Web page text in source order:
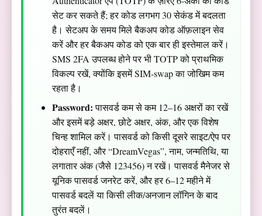
सेट कर सकते हैं; हर कोड लगभग 30 सेकंड में बदलता
है। सेटअप के समय मिले बैकअप कोड ऑफ़लाइन सेव
करें और हर बैकअप कोड को एक बार ही इस्तेमाल करें।
SMS 2FA उपलब्ध होने पर भी TOTP को प्राथमिक
विकल्प रखें, क्योंकि इसमें SIM-swap का जोखिम कम
रहता है।
Password:पासवर्ड कम से कम 12–16 अक्षरों का रखें
और इसमें बड़े अक्षर, छोटे अक्षर, अंक, और एक विशेष
चिन्ह शामिल करें। पासवर्ड को किसी दूसरे साइट/ऐप पर
दोहराएँ नहीं, और “DreamVegas”, नाम, जन्मतिथि, या
लगातार अंक (जैसे 123456) न रखें। पासवर्ड मैनेजर से
यूनिक पासवर्ड जनरेट करें, और हर 6–12 महीने में
पासवर्ड बदलें या किसी लीक/अनजान लॉगिन के बाद
तुरंत बदलें।